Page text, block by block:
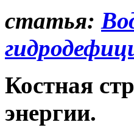
статья:
Костная
энергии.